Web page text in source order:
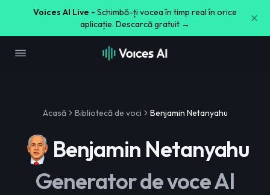
Voices AI Live - Schimbă-ți vocea în timp real în orice
aplicație. Descarcă gratuit →
Acasă Bibliotecă de voci Benjamin Netanyahu
Benjamin Netanyahu
Generator de voce AI